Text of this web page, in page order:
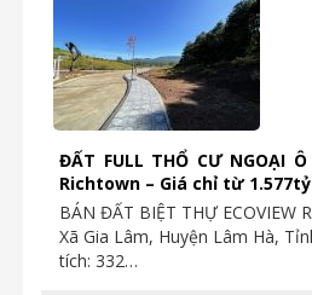
ĐẤT FULL THỔ CƯ NGOẠI
Richtown – Giá chỉ từ 1.577tỷ
BÁN ĐẤT BIỆT THỰ ECOVIEW
Xã Gia Lâm, Huyện Lâm Hà,
tích: 332…